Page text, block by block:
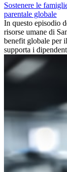
Sostenere le
parentale globale
In questo episodio
risorse umane di
benefit globale per
supporta i